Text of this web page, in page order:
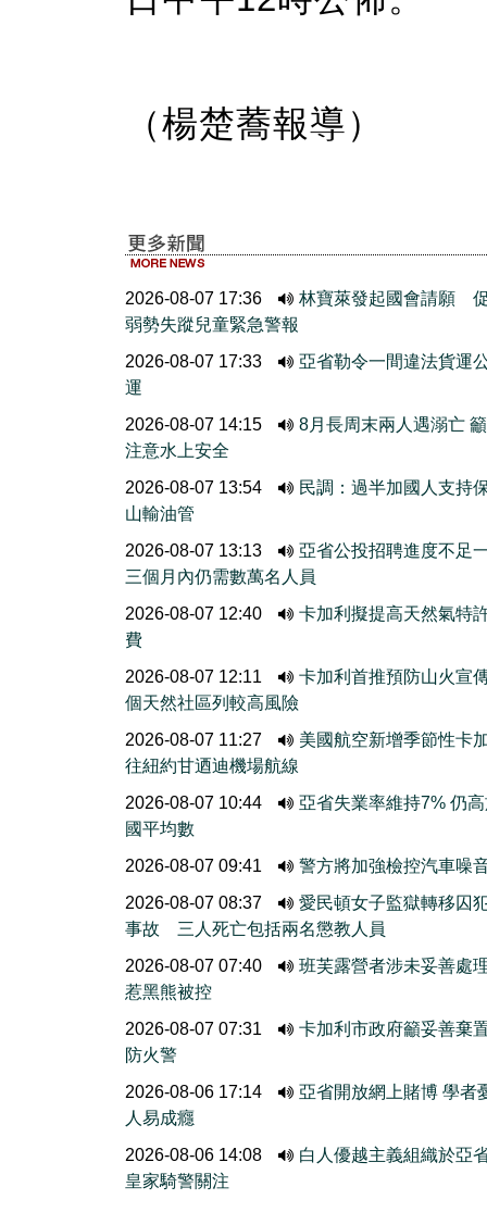
（楊楚蕎報導）
2026-08-07 17:36
林寶萊發起國會請願
弱勢失蹤兒童緊急警報
2026-08-07 17:33
亞省勒令一間違法貨運
運
2026-08-07 14:15
8月長周末兩人遇溺亡
注意水上安全
2026-08-07 13:54
民調：過半加國人支持
山輸油管
2026-08-07 13:13
亞省公投招聘進度不
三個月內仍需數萬名人員
2026-08-07 12:40
卡加利擬提高天然氣特
費
2026-08-07 12:11
卡加利首推預防山火宣
個天然社區列較高風險
2026-08-07 11:27
美國航空新增季節性卡
往紐約甘迺迪機場航線
2026-08-07 10:44
亞省失業率維持7% 仍
國平均數
2026-08-07 09:41
警方將加強檢控汽車噪
2026-08-07 08:37
愛民頓女子監獄轉移囚
事故 三人死亡包括兩名懲教人員
2026-08-07 07:40
班芙露營者涉未妥善處
惹黑熊被控
2026-08-07 07:31
卡加利市政府籲妥善棄
防火警
2026-08-06 17:14
亞省開放網上賭博 學者
人易成癮
2026-08-06 14:08
白人優越主義組織於亞
皇家騎警關注